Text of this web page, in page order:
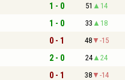
1 - 0 51 14
1 - 0 33 18
0 - 1 48 -15
2 - 0 24 24
0 - 1 38 -14